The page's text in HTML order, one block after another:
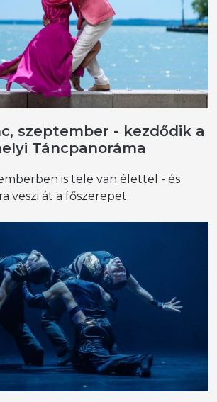
szeptember - kezdődik a
Táncpanoráma
is tele van élettel - és
veszi át a főszerepet.